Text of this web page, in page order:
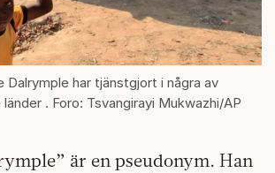
Dalrymple har tjänstgjort i några av
. Foro: Tsvangirayi Mukwazhi/AP
är en pseudonym. Han